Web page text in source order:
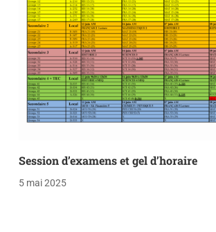
Session d’examens et gel d’horaire
5 mai 2025